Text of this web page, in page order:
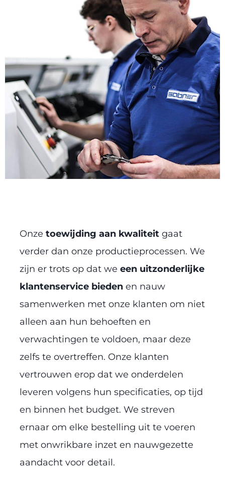
Onze toewijding aan kwaliteit gaat
verder dan onze productieprocessen. We
zijn er trots op dat we een uitzonderlijke
klantenservice bieden en nauw
samenwerken met onze klanten om niet
alleen aan hun behoeften en
verwachtingen te voldoen, maar deze
zelfs te overtreffen. Onze klanten
vertrouwen erop dat we onderdelen
leveren volgens hun specificaties, op tijd
en binnen het budget. We streven
ernaar om elke bestelling uit te voeren
met onwrikbare inzet en nauwgezette
aandacht voor detail.